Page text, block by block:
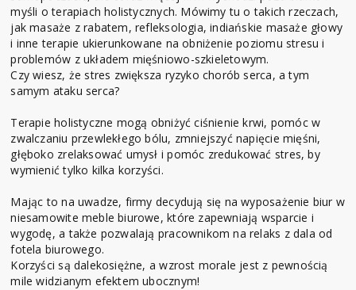
myśli o terapiach holistycznych. Mówimy tu o takich rzeczach,
jak masaże z rabatem, refleksologia, indiańskie masaże głowy
i inne terapie ukierunkowane na obniżenie poziomu stresu i
problemów z układem mięśniowo-szkieletowym.
Czy wiesz, że stres zwiększa ryzyko chorób serca, a tym
samym ataku serca?
Terapie holistyczne mogą obniżyć ciśnienie krwi, pomóc w
zwalczaniu przewlekłego bólu, zmniejszyć napięcie mięśni,
głęboko zrelaksować umysł i pomóc zredukować stres, by
wymienić tylko kilka korzyści.
Mając to na uwadze, firmy decydują się na wyposażenie biur w
niesamowite meble biurowe, które zapewniają wsparcie i
wygodę, a także pozwalają pracownikom na relaks z dala od
fotela biurowego.
Korzyści są dalekosiężne, a wzrost morale jest z pewnością
mile widzianym efektem ubocznym!